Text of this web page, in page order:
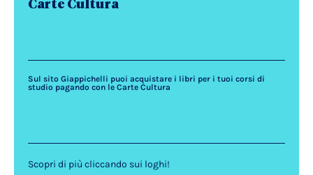
Carte Cultura
Sul sito Giappichelli puoi acquistare i libri per i tuoi corsi di
studio pagando con le Carte Cultura
Scopri di più cliccando sui loghi!